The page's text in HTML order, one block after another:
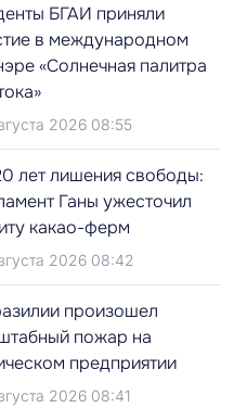
БГАИ приняли
в международном
«Солнечная палитра
2026 08:55
лет лишения свободы:
Ганы ужесточил
какао-ферм
2026 08:42
произошел
пожар на
предприятии
2026 08:41